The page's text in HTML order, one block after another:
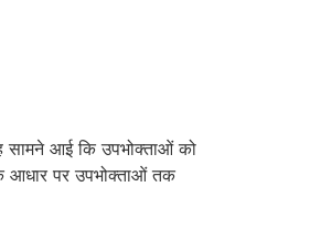
सामने आई कि उपभोक्ताओं को
के आधार पर उपभोक्ताओं तक